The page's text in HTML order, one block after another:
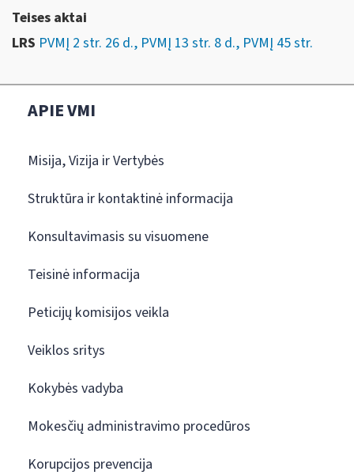
Teises aktai
LRS PVMĮ 2 str. 26 d., PVMĮ 13 str. 8 d., PVMĮ 45 str.
APIE VMI
Misija, Vizija ir Vertybės
Struktūra ir kontaktinė informacija
Konsultavimasis su visuomene
Teisinė informacija
Peticijų komisijos veikla
Veiklos sritys
Kokybės vadyba
Mokesčių administravimo procedūros
Korupcijos prevencija